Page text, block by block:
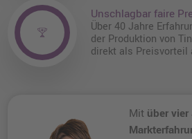
Unschlagbar faire
Über 40 Jahre
der Produktion von
direkt als Preisvorteil
Mit über